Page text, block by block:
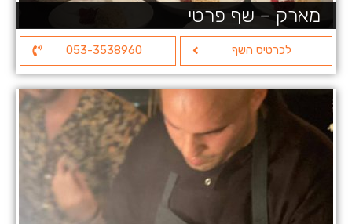
מארק – שף פרטי
לכרטיס השף 053-3538960